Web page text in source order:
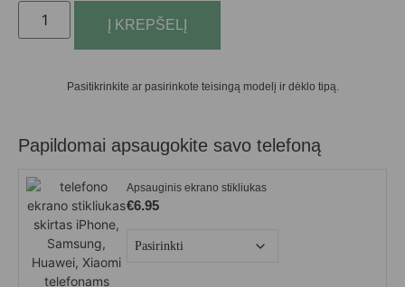
Į KREPŠELĮ
Pasitikrinkite ar pasirinkote teisingą modelį ir dėklo tipą.
Papildomai apsaugokite savo telefoną
Apsauginis ekrano stikliukas
€6.95